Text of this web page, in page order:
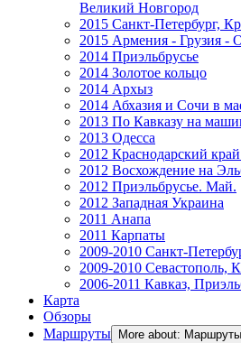
Великий Новгород
2015 Санкт-Петербург,
2015 Армения - Грузия -
2014 Приэльбрусье
2014 Золотое кольцо
2014 Архыз
2014 Абхазия и Сочи в
2013 По Кавказу на
2013 Одесса
2012 Краснодарский
2012 Восхождение на
2012 Приэльбрусье. Май.
2012 Западная Украина
2011 Анапа
2011 Карпаты
2009-2010 Санкт-
2009-2010 Севастополь,
2006-2011 Кавказ,
Карта
Обзоры
Маршруты
More about: Маршруты